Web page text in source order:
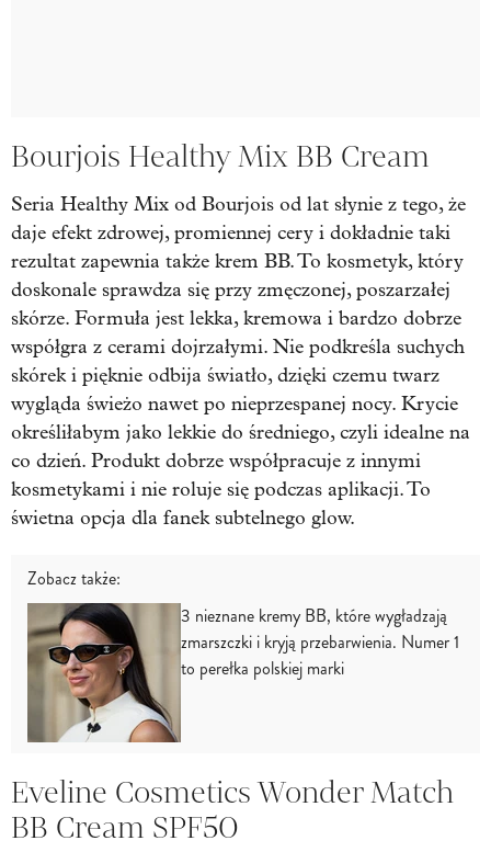
Bourjois Healthy Mix BB Cream
Seria Healthy Mix od Bourjois od lat słynie z tego, że
daje efekt zdrowej, promiennej cery i dokładnie taki
rezultat zapewnia także krem BB. To kosmetyk, który
doskonale sprawdza się przy zmęczonej, poszarzałej
skórze. Formuła jest lekka, kremowa i bardzo dobrze
współgra z cerami dojrzałymi. Nie podkreśla suchych
skórek i pięknie odbija światło, dzięki czemu twarz
wygląda świeżo nawet po nieprzespanej nocy. Krycie
określiłabym jako lekkie do średniego, czyli idealne na
co dzień. Produkt dobrze współpracuje z innymi
kosmetykami i nie roluje się podczas aplikacji. To
świetna opcja dla fanek subtelnego glow.
Zobacz także:
3 nieznane kremy BB, które wygładzają
zmarszczki i kryją przebarwienia. Numer 1
to perełka polskiej marki
Eveline Cosmetics Wonder Match
BB Cream SPF50